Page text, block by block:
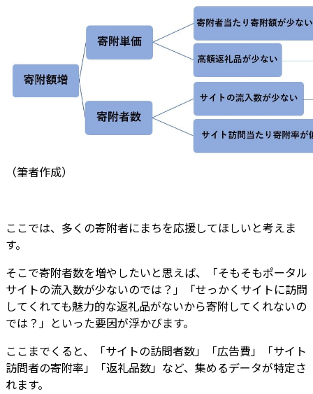
（筆者作成）
ここでは、多くの寄附者にまちを応援してほしいと考えま
す。
そこで寄附者数を増やしたいと思えば、「そもそもポータル
サイトの流入数が少ないのでは？」「せっかくサイトに訪問
してくれても魅力的な返礼品がないから寄附してくれないの
では？」といった要因が浮かびます。
ここまでくると、「サイトの訪問者数」「広告費」「サイト
訪問者の寄附率」「返礼品数」など、集めるデータが特定さ
れます。